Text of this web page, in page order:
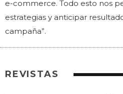
e-commerce. Todo esto nos
estrategias y anticipar
campaña”.
REVISTAS